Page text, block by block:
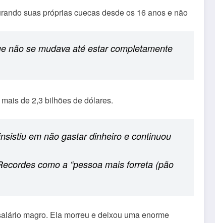
suas próprias cuecas desde os 16 anos e não
não se mudava até estar completamente
em não gastar dinheiro e continuou
como a “pessoa mais forreta (pão
magro. Ela morreu e deixou uma enorme